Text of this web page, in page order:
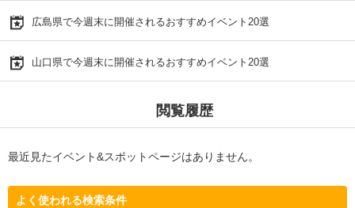
広島県で今週末に開催されるおすすめイベント20選
山口県で今週末に開催されるおすすめイベント20選
閲覧履歴
最近見たイベント&スポットページはありません。
よく使われる検索条件